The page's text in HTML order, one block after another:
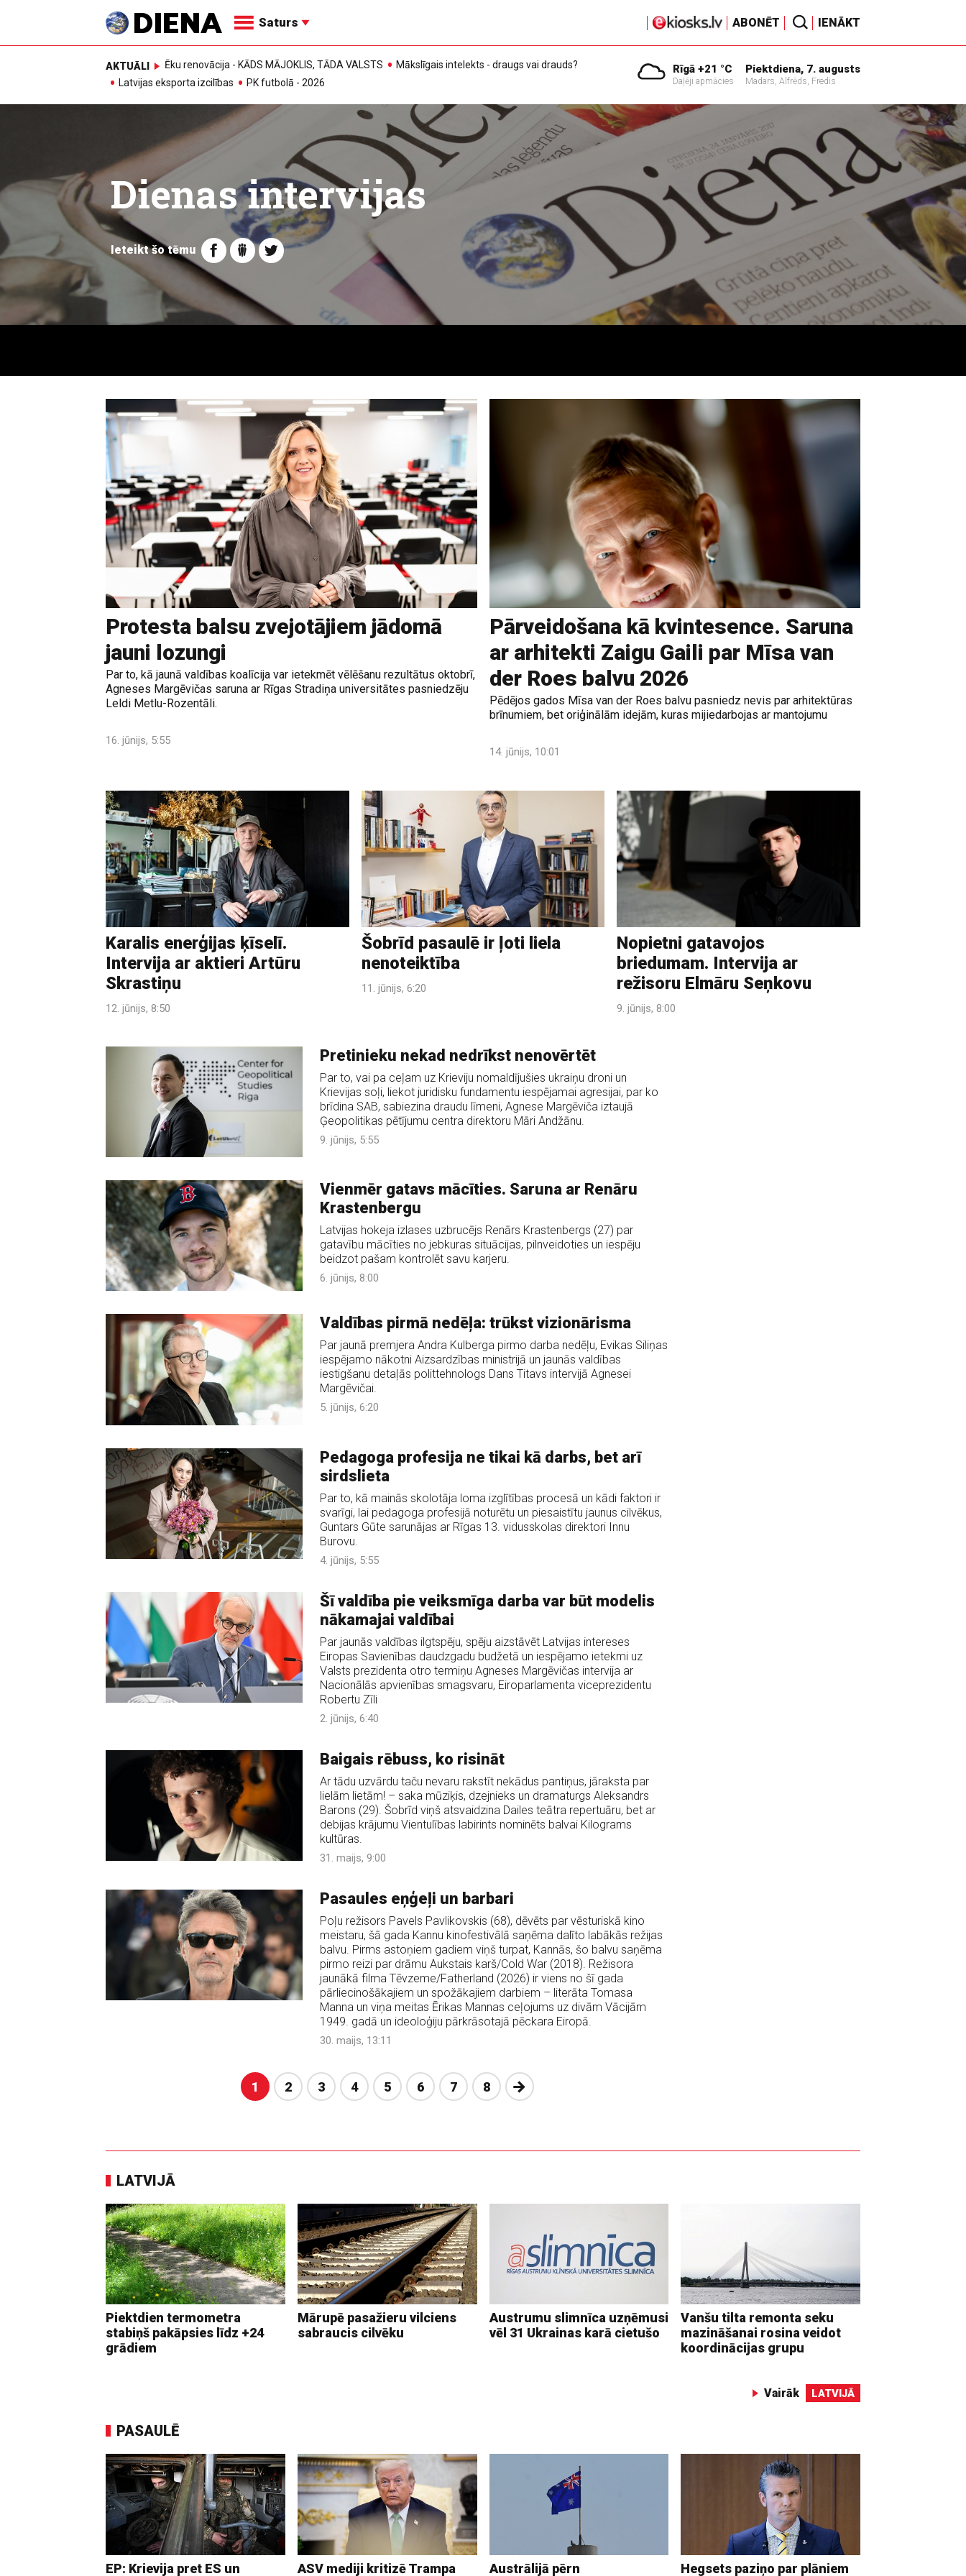
Saturs ABONĒT IENĀKT
AKTUĀLI Ēku renovācija - KĀDS MĀJOKLIS, TĀDA VALSTS
Mākslīgais intelekts - draugs vai drauds?
Latvijas eksporta izcilības
PK futbolā - 2026
Rīgā +21 °C
Daļēji apmācies
Piektdiena, 7. augusts
Madars, Alfrēds, Fredis
Dienas intervijas
Ieteikt šo tēmu
Protesta balsu zvejotājiem jādomā
jauni lozungi
Par to, kā jaunā valdības koalīcija var ietekmēt vēlēšanu rezultātus oktobrī,
Agneses Margēvičas saruna ar Rīgas Stradiņa universitātes pasniedzēju
Leldi Metlu-Rozentāli.
16. jūnijs, 5:55
Pārveidošana kā kvintesence. Saruna
ar arhitekti Zaigu Gaili par Mīsa van
der Roes balvu 2026
Pēdējos gados Mīsa van der Roes balvu pasniedz nevis par arhitektūras
brīnumiem, bet oriģinālām idejām, kuras mijiedarbojas ar mantojumu
14. jūnijs, 10:01
Karalis enerģijas ķīselī.
Intervija ar aktieri Artūru
Skrastiņu
12. jūnijs, 8:50
Šobrīd pasaulē ir ļoti liela
nenoteiktība
11. jūnijs, 6:20
Nopietni gatavojos
briedumam. Intervija ar
režisoru Elmāru Seņkovu
9. jūnijs, 8:00
Pretinieku nekad nedrīkst nenovērtēt
Par to, vai pa ceļam uz Krieviju nomaldījušies ukraiņu droni un
Krievijas soļi, liekot juridisku fundamentu iespējamai agresijai, par ko
brīdina SAB, sabiezina draudu līmeni, Agnese Margēviča iztaujā
Ģeopolitikas pētījumu centra direktoru Māri Andžānu.
9. jūnijs, 5:55
Vienmēr gatavs mācīties. Saruna ar Renāru
Krastenbergu
Latvijas hokeja izlases uzbrucējs Renārs Krastenbergs (27) par
gatavību mācīties no jebkuras situācijas, pilnveidoties un iespēju
beidzot pašam kontrolēt savu karjeru.
6. jūnijs, 8:00
Valdības pirmā nedēļa: trūkst vizionārisma
Par jaunā premjera Andra Kulberga pirmo darba nedēļu, Evikas Siliņas
iespējamo nākotni Aizsardzības ministrijā un jaunās valdības
iestigšanu detaļās polittehnologs Dans Titavs intervijā Agnesei
Margēvičai.
5. jūnijs, 6:20
Pedagoga profesija ne tikai kā darbs, bet arī
sirdslieta
Par to, kā mainās skolotāja loma izglītības procesā un kādi faktori ir
svarīgi, lai pedagoga profesijā noturētu un piesaistītu jaunus cilvēkus,
Guntars Gūte sarunājas ar Rīgas 13. vidusskolas direktori Innu
Burovu.
4. jūnijs, 5:55
Šī valdība pie veiksmīga darba var būt modelis
nākamajai valdībai
Par jaunās valdības ilgtspēju, spēju aizstāvēt Latvijas intereses
Eiropas Savienības daudzgadu budžetā un iespējamo ietekmi uz
Valsts prezidenta otro termiņu Agneses Margēvičas intervija ar
Nacionālās apvienības smagsvaru, Eiroparlamenta viceprezidentu
Robertu Zīli
2. jūnijs, 6:40
Baigais rēbuss, ko risināt
Ar tādu uzvārdu taču nevaru rakstīt nekādus pantiņus, jāraksta par
lielām lietām! – saka mūziķis, dzejnieks un dramaturgs Aleksandrs
Barons (29). Šobrīd viņš atsvaidzina Dailes teātra repertuāru, bet ar
debijas krājumu Vientulības labirints nominēts balvai Kilograms
kultūras.
31. maijs, 9:00
Pasaules eņģeļi un barbari
Poļu režisors Pavels Pavlikovskis (68), dēvēts par vēsturiskā kino
meistaru, šā gada Kannu kinofestivālā saņēma dalīto labākās režijas
balvu. Pirms astoņiem gadiem viņš turpat, Kannās, šo balvu saņēma
pirmo reizi par drāmu Aukstais karš/Cold War (2018). Režisora
jaunākā filma Tēvzeme/Fatherland (2026) ir viens no šī gada
pārliecinošākajiem un spožākajiem darbiem – literāta Tomasa
Manna un viņa meitas Ērikas Mannas ceļojums uz divām Vācijām
1949. gadā un ideoloģiju pārkrāsotajā pēckara Eiropā.
30. maijs, 13:11
1 2 3 4 5 6 7 8 Nākošā
LATVIJĀ
Piektdien termometra
stabiņš pakāpsies līdz +24
grādiem
Mārupē pasažieru vilciens
sabraucis cilvēku
Austrumu slimnīca uzņēmusi
vēl 31 Ukrainas karā cietušo
Vanšu tilta remonta seku
mazināšanai rosina veidot
koordinācijas grupu
Vairāk LATVIJĀ
PASAULĒ
EP: Krievija pret ES un
ASV mediji kritizē Trampa
Austrālijā pērn
Hegsets paziņo par plāniem